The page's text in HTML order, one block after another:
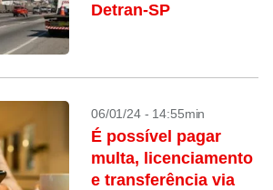
Detran-SP
06/01/24 - 14:55min
É possível pagar
multa, licenciamento
e transferência via